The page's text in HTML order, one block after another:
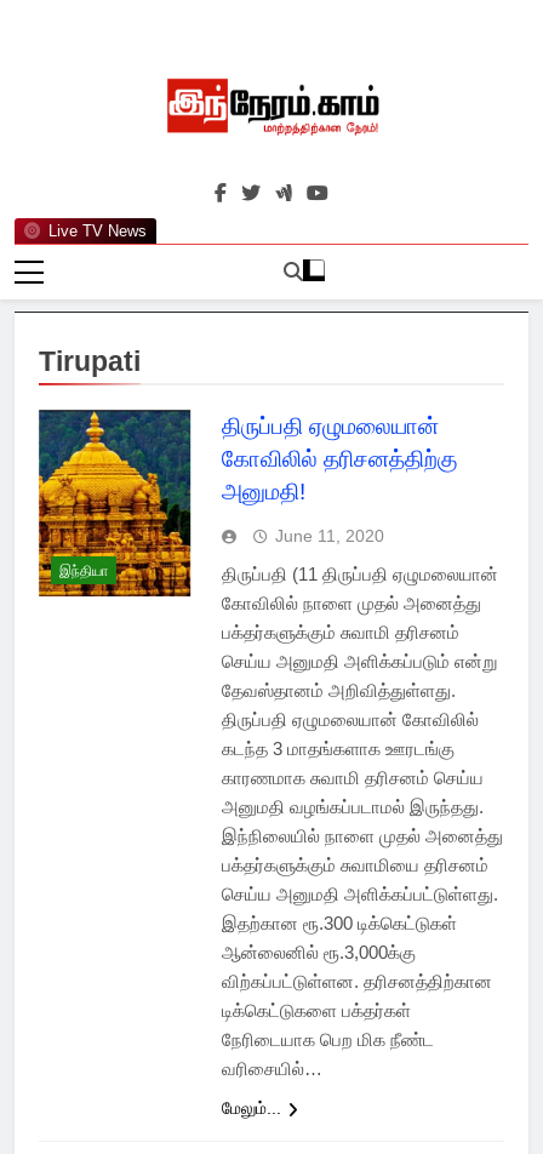
Live TV News
இந்நேரம்.காம்
செய்திகளுக்கு அப்பால்…
Tirupati
இந்தியா
திருப்பதி ஏழுமலையான்
கோவிலில் தரிசனத்திற்கு
அனுமதி!
June 11, 2020
திருப்பதி (11 திருப்பதி ஏழுமலையான்
கோவிலில் நாளை முதல் அனைத்து
பக்தர்களுக்கும் சுவாமி தரிசனம்
செய்ய அனுமதி அளிக்கப்படும் என்று
தேவஸ்தானம் அறிவித்துள்ளது.
திருப்பதி ஏழுமலையான் கோவிலில்
கடந்த 3 மாதங்களாக ஊரடங்கு
காரணமாக சுவாமி தரிசனம் செய்ய
அனுமதி வழங்கப்படாமல் இருந்தது.
இந்நிலையில் நாளை முதல் அனைத்து
பக்தர்களுக்கும் சுவாமியை தரிசனம்
செய்ய அனுமதி அளிக்கப்பட்டுள்ளது.
இதற்கான ரூ.300 டிக்கெட்டுகள்
ஆன்லைனில் ரூ.3,000க்கு
விற்கப்பட்டுள்ளன. தரிசனத்திற்கான
டிக்கெட்டுகளை பக்தர்கள்
நேரிடையாக பெற மிக நீண்ட
வரிசையில்…
மேலும்...